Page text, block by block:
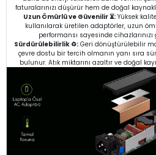
faturalarınızı düşürür hem de doğal
Uzun Ömürlü ve Güvenilir ⏳:Yüksek
kullanılarak üretilen adaptörler, uzun
performansı sayesinde
Sürdürülebilirlik ♻️:Geri dönüştürülebilir
çevre dostu bir tercih olmanın yanı sıra
bulunur. Atık miktarını azaltır ve doğal